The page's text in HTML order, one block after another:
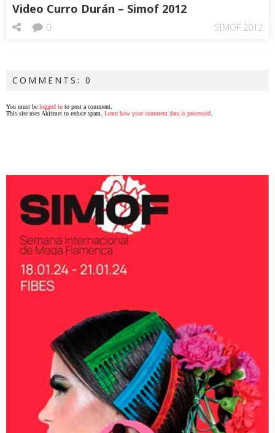
Video Curro Durán – Simof 2012
SIMOF 2012
0
COMMENTS: 0
You must be logged in to post a comment.
This site uses Akismet to reduce spam. Learn how your comment data is processed